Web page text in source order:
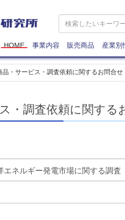
HOME 事業内容 販売商品 産業別
品・サービス・調査依頼に関するお問合せ
・調査依頼に関する
エネルギー発電市場に関する調査